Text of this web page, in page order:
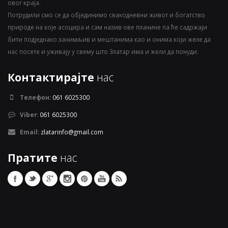
овог краја.
Потрудили смо се да објединимо свакодневни живот и богатство
природе на које асоцира и сам назив ове планине па ће садржаји
бити подједнако занимљив и мештанима као и онима који желе да
нас посете и уживају у свему што Златар има и жели да понуди.
Контактирајте нас
Телефон: 061 6025300
Viber: 061 6025300
Email: zlatarinfo@gmail.com
Пратите нас